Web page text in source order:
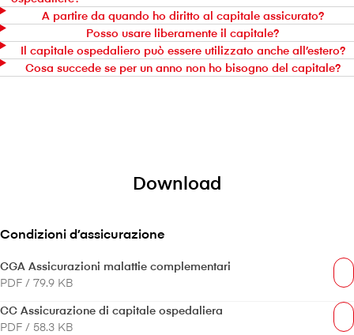
A partire da quando ho diritto al capitale assicurato?
Posso usare liberamente il capitale?
Il capitale ospedaliero può essere utilizzato anche all’estero?
Cosa succede se per un anno non ho bisogno del capitale?
Download
Condizioni d’assicurazione
CGA Assicurazioni malattie complementari
PDF / 79.9 KB
CC Assicurazione di capitale ospedaliera
PDF / 58.3 KB